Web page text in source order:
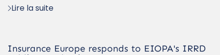
Lire la suite
Insurance Europe responds to EIOPA's IRRD